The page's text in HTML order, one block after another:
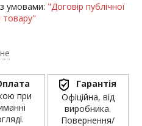
умовами: "Договір публічної
при
Гарантія
Офіційна, від
виробника.
Повернення/